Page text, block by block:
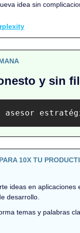
idea sin
y sin
asesor
10X TU
ideas en aplicaciones
desarrollo.
temas y palabras